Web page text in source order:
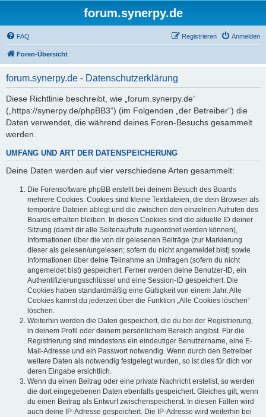
forum.synerpy.de
FAQ Anmelden
Registrieren
Foren-Übersicht
forum.synerpy.de - Datenschutzerklärung
Diese Richtlinie beschreibt, wie „forum.synerpy.de“
(„https://synerpy.de/phpBB3“) (im Folgenden „der Betreiber“) die
Daten verwendet, die während deines Foren-Besuchs gesammelt
werden.
UMFANG UND ART DER DATENSPEICHERUNG
Deine Daten werden auf vier verschiedene Arten gesammelt:
Die Forensoftware phpBB erstellt bei deinem Besuch des Boards
mehrere Cookies. Cookies sind kleine Textdateien, die dein Browser als
temporäre Dateien ablegt und die zwischen den einzelnen Aufrufen des
Boards erhalten bleiben. In diesen Cookies sind die aktuelle ID deiner
Sitzung (damit dir alle Seitenaufrufe zugeordnet werden können),
Informationen über die von dir gelesenen Beiträge (zur Markierung
dieser als gelesen/ungelesen; sofern du nicht angemeldet bist) sowie
Informationen über deine Teilnahme an Umfragen (sofern du nicht
angemeldet bist) gespeichert. Ferner werden deine Benutzer-ID, ein
Authentifizierungsschlüssel und eine Session-ID gespeichert. Die
Cookies haben standardmäßig eine Gültigkeit von einem Jahr. Alle
Cookies kannst du jederzeit über die Funktion „Alle Cookies löschen“
löschen.
Weiterhin werden die Daten gespeichert, die du bei der Registrierung,
in deinem Profil oder deinem persönlichem Bereich angibst. Für die
Registrierung sind mindestens ein eindeutiger Benutzername, eine E-
Mail-Adresse und ein Passwort notwendig. Wenn durch den Betreiber
weitere Daten als notwendig festgelegt wurden, so ist dies für dich vor
deren Eingabe ersichtlich.
Wenn du einen Beitrag oder eine private Nachricht erstellst, so werden
die dort eingegebenen Daten ebenfalls gespeichert. Gleiches gilt, wenn
du einen Beitrag als Entwurf zwischenspeicherst. In diesen Fällen wird
auch deine IP-Adresse gespeichert. Die IP-Adresse wird weiterhin bei